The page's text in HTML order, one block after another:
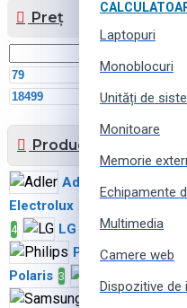
Laptopuri
Monoblocuri
Unități de
Monitoare
Memorie
Echipamente
Multimedia
Camere web
Dispozitive de
Preț
Producător
Adler
Electrolux
4 LG MPM
Philips 1
Polaris 3
Samsung